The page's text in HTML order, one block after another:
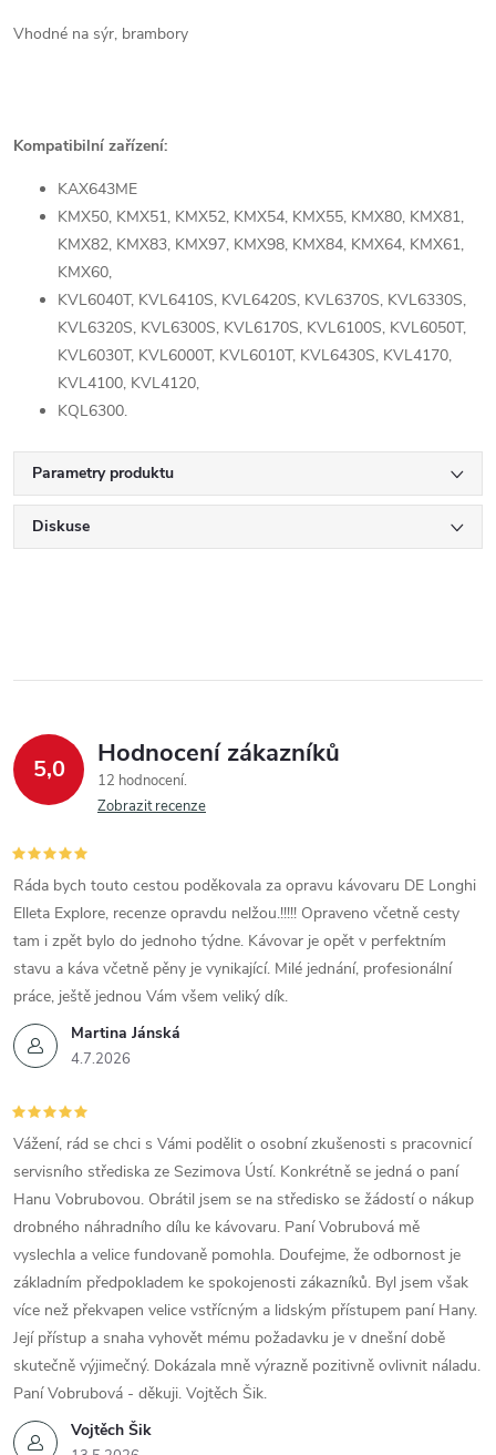
Vhodné na sýr, brambory
Kompatibilní zařízení:
KAX643ME
KMX50, KMX51, KMX52, KMX54, KMX55, KMX80, KMX81,
KMX82, KMX83, KMX97, KMX98, KMX84, KMX64, KMX61,
KMX60,
KVL6040T, KVL6410S, KVL6420S, KVL6370S, KVL6330S,
KVL6320S, KVL6300S, KVL6170S, KVL6100S, KVL6050T,
KVL6030T, KVL6000T, KVL6010T, KVL6430S, KVL4170,
KVL4100, KVL4120,
KQL6300.
Parametry produktu
Diskuse
5,0 Hodnocení zákazníků
12 hodnocení
Zobrazit recenze
Martina Jánská
4.7.2026
Ráda bych touto cestou poděkovala za opravu kávovaru DE Longhi
Elleta Explore, recenze opravdu nelžou.!!!!! Opraveno včetně cesty
tam i zpět bylo do jednoho týdne. Kávovar je opět v perfektním
stavu a káva včetně pěny je vynikající. Milé jednání, profesionální
práce, ještě jednou Vám všem veliký dík.
Vojtěch Šik
Vážení, rád se chci s Vámi podělit o osobní zkušenosti s pracovnicí
servisního střediska ze Sezimova Ústí. Konkrétně se jedná o paní
Hanu Vobrubovou. Obrátil jsem se na středisko se žádostí o nákup
drobného náhradního dílu ke kávovaru. Paní Vobrubová mě
vyslechla a velice fundovaně pomohla. Doufejme, že odbornost je
základním předpokladem ke spokojenosti zákazníků. Byl jsem však
více než překvapen velice vstřícným a lidským přístupem paní Hany.
Její přístup a snaha vyhovět mému požadavku je v dnešní době
skutečně výjimečný. Dokázala mně výrazně pozitivně ovlivnit náladu.
Paní Vobrubová - děkuji. Vojtěch Šik.